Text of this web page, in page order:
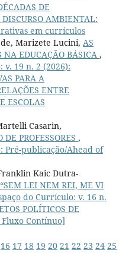
DE
AMBIENTAL:
em currículos
Marizete Lucini, AS
NA EDUCAÇÃO BÁSICA ,
v. 19 n. 2 (2026):
PARA A
ENTRE
ESCOLAS
Casarin,
PROFESSORES ,
Pré-publicação/Ahead of
Kaic Dutra-
“SEM LEI NEM REI, ME VI
do Currículo: v. 16 n.
POLÍTICOS DE
Fluxo Contínuo]
16 17 18 19 20 21 22 23 24 25